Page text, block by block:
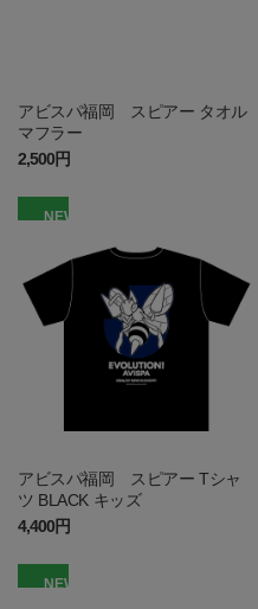
アビスパ福岡 スピアー タオル
マフラー
2,500円
NEW
アビスパ福岡 スピアー Tシャ
ツ BLACK キッズ
4,400円
NEW